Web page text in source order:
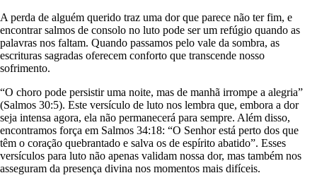
A perda de alguém querido traz uma dor que parece não ter fim, e
encontrar salmos de consolo no luto pode ser um refúgio quando as
palavras nos faltam. Quando passamos pelo vale da sombra, as
escrituras sagradas oferecem conforto que transcende nosso
sofrimento.
“O choro pode persistir uma noite, mas de manhã irrompe a alegria”
(Salmos 30:5). Este versículo de luto nos lembra que, embora a dor
seja intensa agora, ela não permanecerá para sempre. Além disso,
encontramos força em Salmos 34:18: “O Senhor está perto dos que
têm o coração quebrantado e salva os de espírito abatido”. Esses
versículos para luto não apenas validam nossa dor, mas também nos
asseguram da presença divina nos momentos mais difíceis.